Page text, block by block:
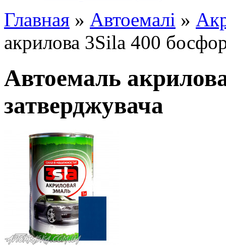
Главная » Автоемалі »
акрилова 3Sila 400
Автоемаль
затверджувача